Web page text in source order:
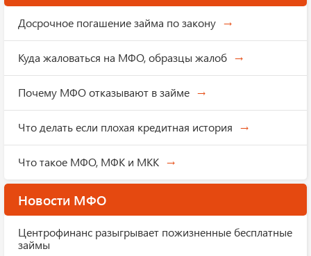
Досрочное погашение займа по закону
Куда жаловаться на МФО, образцы жалоб
Почему МФО отказывают в займе
Что делать если плохая кредитная история
Что такое МФО, МФК и МКК
Новости МФО
Центрофинанс разыгрывает пожизненные бесплатные
займы